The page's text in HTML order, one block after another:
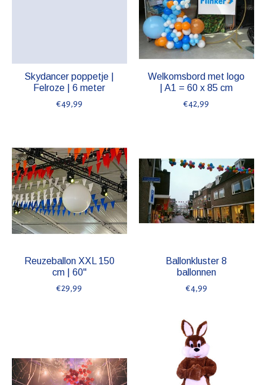
Skydancer poppetje |
Felroze | 6 meter
€49,99
Welkomsbord met logo
| A1 = 60 x 85 cm
€42,99
Reuzeballon XXL 150
cm | 60"
€29,99
Ballonkluster 8
ballonnen
€4,99